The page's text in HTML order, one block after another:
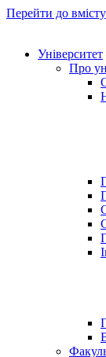
Перейти до вмісту
Університет
Про